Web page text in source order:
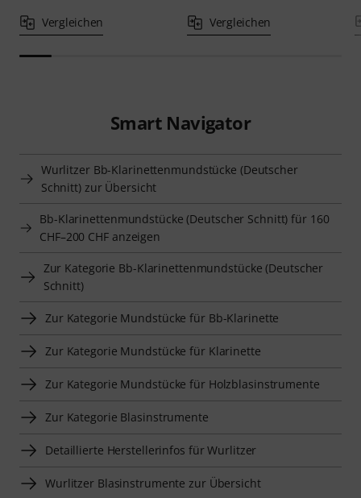
Vergleichen Vergleichen
Smart Navigator
Wurlitzer Bb-Klarinettenmundstücke (Deutscher
Schnitt) zur Übersicht
Bb-Klarinettenmundstücke (Deutscher Schnitt) für 160
CHF–200 CHF anzeigen
Zur Kategorie Bb-Klarinettenmundstücke (Deutscher
Schnitt)
Zur Kategorie Mundstücke für Bb-Klarinette
Zur Kategorie Mundstücke für Klarinette
Zur Kategorie Mundstücke für Holzblasinstrumente
Zur Kategorie Blasinstrumente
Detaillierte Herstellerinfos für Wurlitzer
Wurlitzer Blasinstrumente zur Übersicht